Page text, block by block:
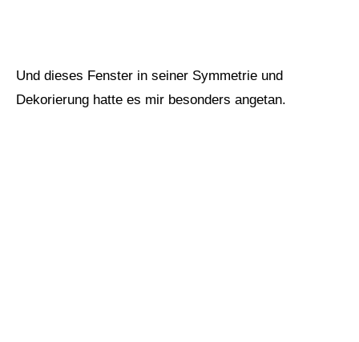
Und dieses Fenster in seiner Symmetrie und
Dekorierung hatte es mir besonders angetan.